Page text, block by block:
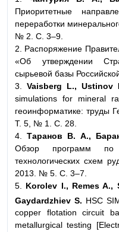
Приоритетные
переработки
№ 2. С. 3–9.
2. Распоряжение
«Об утверждении
сырьевой базы
3.Vaisberg L., Ustinov
simulations for mineral
геоинформатике: труды
Т. 5, № 1. С. 28.
4.
Таранов В. А.,
Обзор программ по
технологических схем
2013. № 5. С. 3–7.
5.
Korolev I., Remes A.,
Gaydardzhiev S. HSC
copper flotation circuit
metallurgical testing